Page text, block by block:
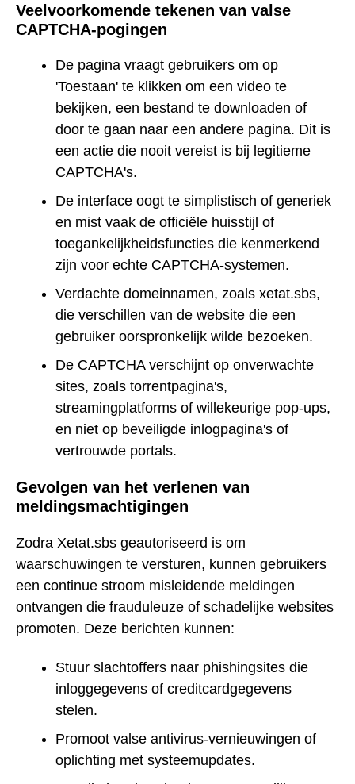
Veelvoorkomende tekenen van valse
CAPTCHA-pogingen
De pagina vraagt gebruikers om op
'Toestaan' te klikken om een video te
bekijken, een bestand te downloaden of
door te gaan naar een andere pagina. Dit is
een actie die nooit vereist is bij legitieme
CAPTCHA's.
De interface oogt te simplistisch of generiek
en mist vaak de officiële huisstijl of
toegankelijkheidsfuncties die kenmerkend
zijn voor echte CAPTCHA-systemen.
Verdachte domeinnamen, zoals xetat.sbs,
die verschillen van de website die een
gebruiker oorspronkelijk wilde bezoeken.
De CAPTCHA verschijnt op onverwachte
sites, zoals torrentpagina's,
streamingplatforms of willekeurige pop-ups,
en niet op beveiligde inlogpagina's of
vertrouwde portals.
Gevolgen van het verlenen van
meldingsmachtigingen
Zodra Xetat.sbs geautoriseerd is om
waarschuwingen te versturen, kunnen gebruikers
een continue stroom misleidende meldingen
ontvangen die frauduleuze of schadelijke websites
promoten. Deze berichten kunnen:
Stuur slachtoffers naar phishingsites die
inloggegevens of creditcardgegevens
stelen.
Promoot valse antivirus-vernieuwingen of
oplichting met systeemupdates.